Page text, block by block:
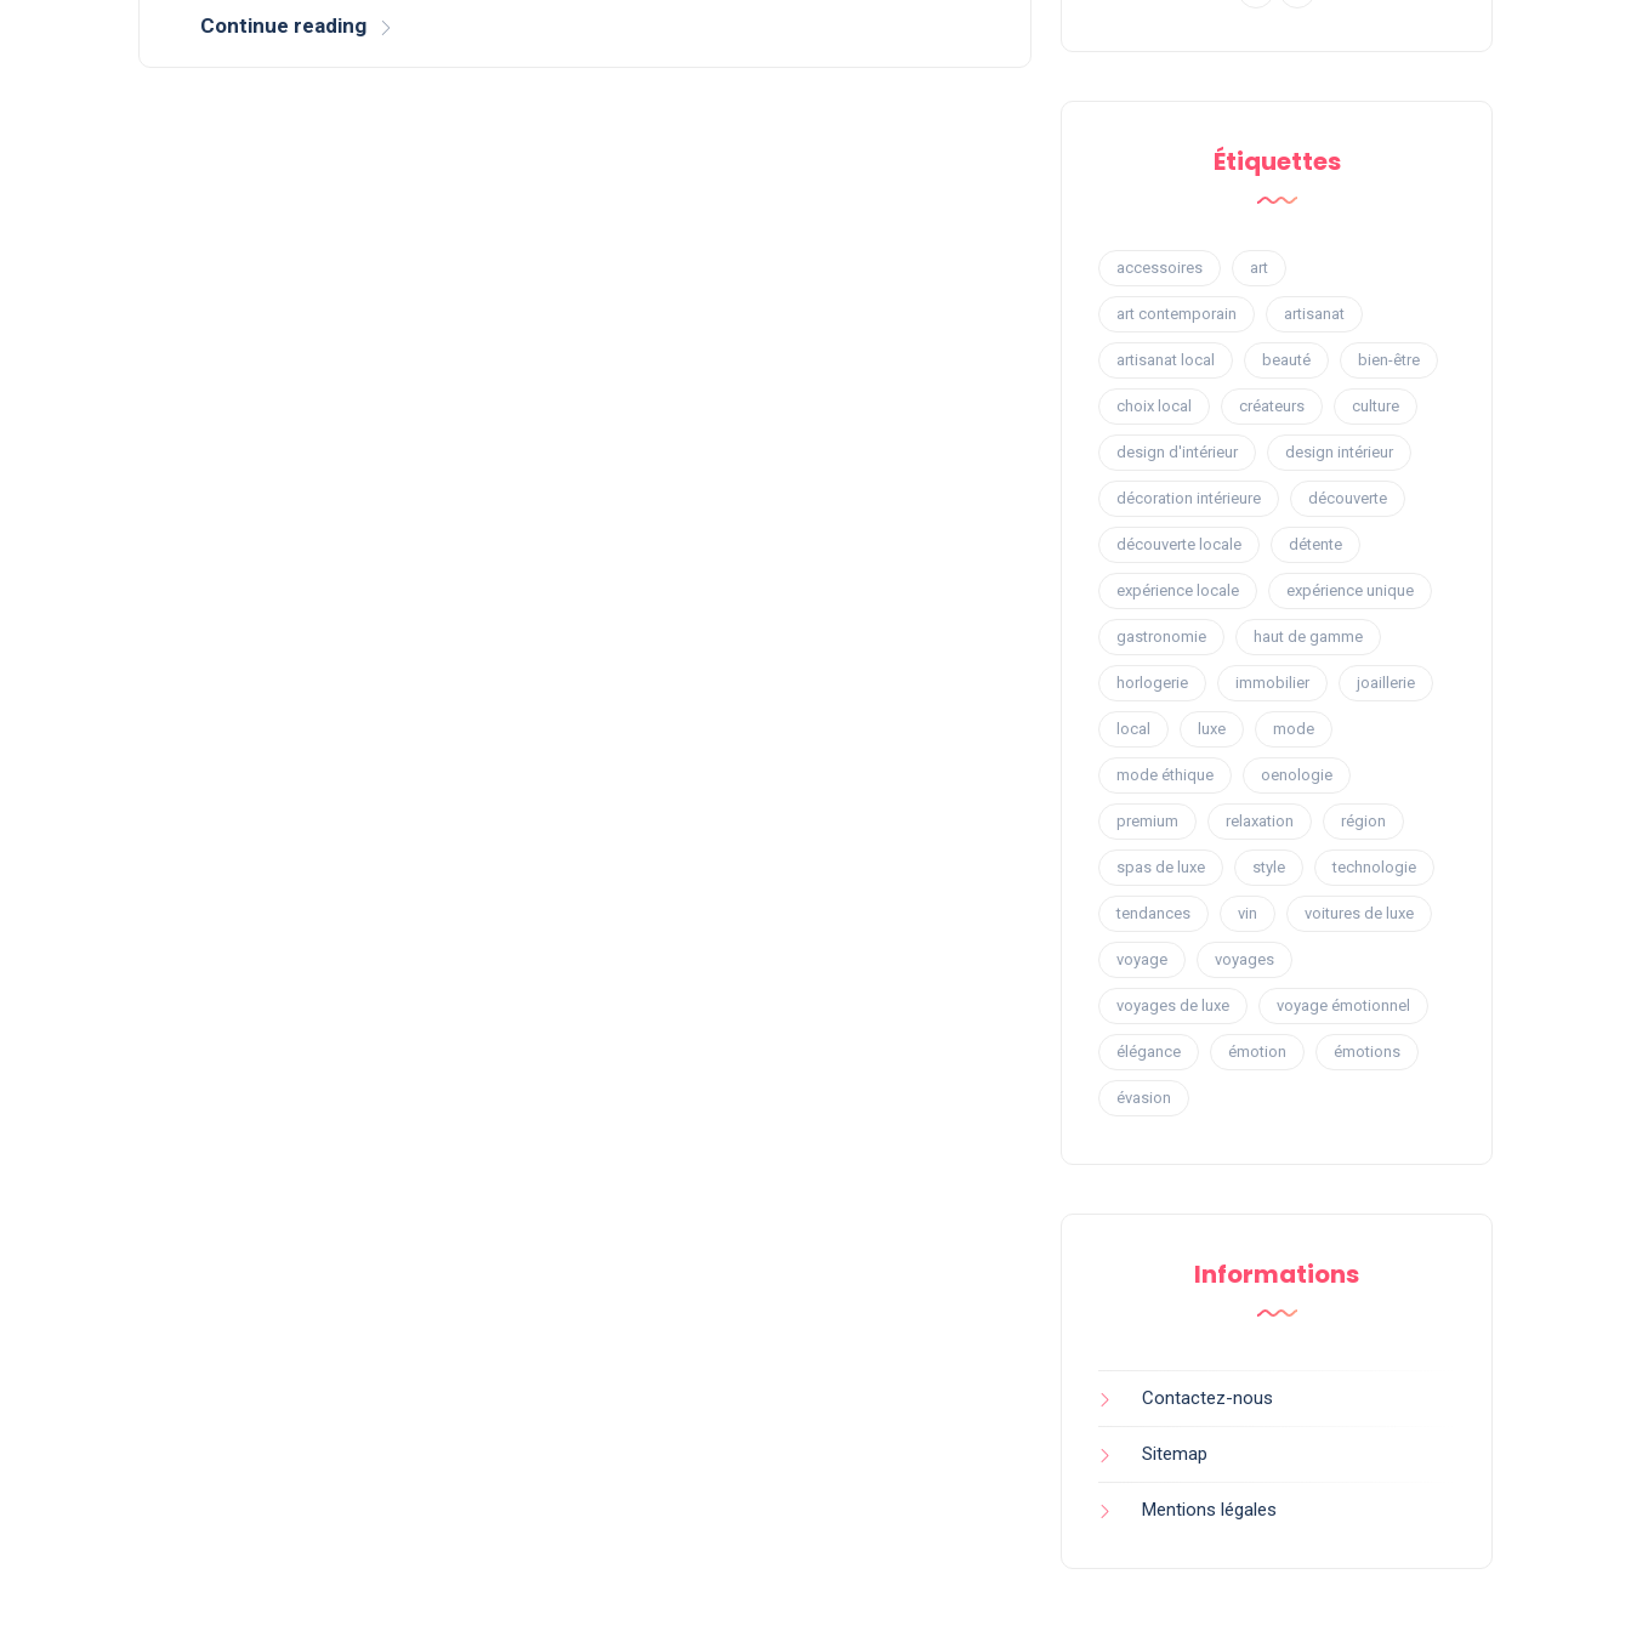
Continue reading
Étiquettes
accessoires art
art contemporain artisanat
artisanat local beauté bien-être
choix local créateurs culture
design d'intérieur design intérieur
décoration intérieure découverte
découverte locale détente
expérience locale expérience unique
gastronomie haut de gamme
horlogerie immobilier joaillerie
local luxe mode
mode éthique oenologie
premium relaxation région
spas de luxe style technologie
tendances vin voitures de luxe
voyage voyages
voyages de luxe voyage émotionnel
élégance émotion émotions
évasion
Informations
Contactez-nous
Sitemap
Mentions légales